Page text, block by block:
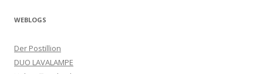
WEBLOGS
Der Postillion
DUO LAVALAMPE